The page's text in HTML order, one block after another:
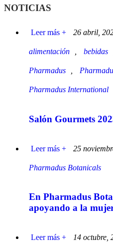
NOTICIAS
Leer más + 26 abril,
alimentación bebidas
Pharmadus
Pharmadus International
Salón Gourmets
Leer más + 25
Pharmadus Botanicals
En Pharmadus
apoyando a la
Leer más + 14 octubre,